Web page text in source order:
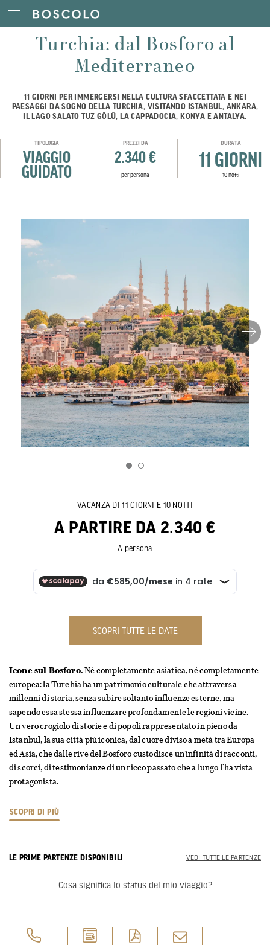
Turchia: dal Bosforo al
Mediterraneo
11 GIORNI PER IMMERGERSI NELLA CULTURA SFACCETTATA E NEI
PAESAGGI DA SOGNO DELLA TURCHIA, VISITANDO ISTANBUL, ANKARA,
IL LAGO SALATO TUZ GÖLÜ, LA CAPPADOCIA, KONYA E ANTALYA.
TIPOLOGIA
VIAGGIO
GUIDATO
PREZZI DA
2.340 €
per persona
DURATA
11 GIORNI
10 notti
VACANZA DI 11 GIORNI E 10 NOTTI
A PARTIRE DA 2.340 €
A persona
SCOPRI TUTTE LE DATE
Icone sul Bosforo.Né completamente asiatica, né completamente
europea: la Turchia ha un patrimonio culturale che attraversa
millenni di storia, senza subire soltanto influenze esterne, ma
sapendo essa stessa influenzare profondamente le regioni vicine.
Un vero crogiolo di storie e di popoli rappresentato in pieno da
Istanbul, la sua città più iconica, dal cuore diviso a metà tra Europa
ed Asia, che dalle rive del Bosforo custodisce un’infinità di racconti,
di scorci, di testimonianze di un ricco passato che a lungo l’ha vista
protagonista.
SCOPRI DI PIÙ
LE PRIME PARTENZE DISPONIBILI VEDI TUTTE LE PARTENZE
Cosa significa lo status del mio viaggio?